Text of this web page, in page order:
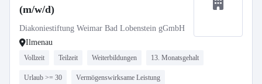
(m/w/d)
Diakoniestiftung Weimar Bad Lobenstein gGmbH
Ilmenau
Vollzeit Teilzeit Weiterbildungen 13. Monatsgehalt
Urlaub >= 30 Vermögenswirksame Leistung